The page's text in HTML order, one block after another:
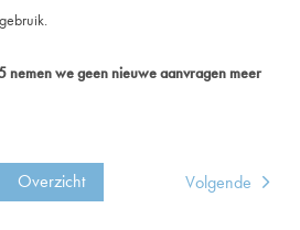
nemen we geen nieuwe aanvragen meer
Volgende
Overzicht